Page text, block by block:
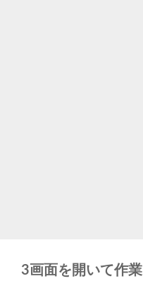
3画面を開いて作業